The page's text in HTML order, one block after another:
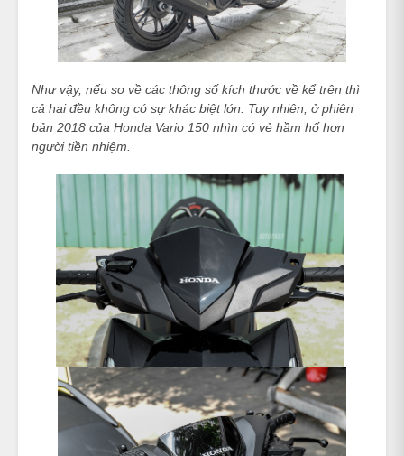
Như vậy, nếu so về các thông số kích thước về kể trên thì
cả hai đều không có sự khác biệt lớn. Tuy nhiên, ở phiên
bản 2018 của Honda Vario 150 nhìn có vẻ hầm hố hơn
người tiền nhiệm.